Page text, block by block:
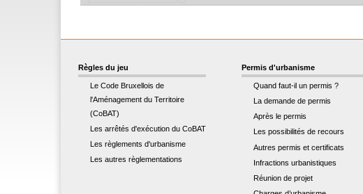
Règles du jeu
Le Code Bruxellois de
l'Aménagement du Territoire
(CoBAT)
Les arrêtés d'exécution du CoBAT
Les règlements d'urbanisme
Les autres règlementations
Permis d'urbanisme
Quand faut-il un permis ?
La demande de permis
Après le permis
Les possibilités de recours
Autres permis et certificats
Infractions urbanistiques
Réunion de projet